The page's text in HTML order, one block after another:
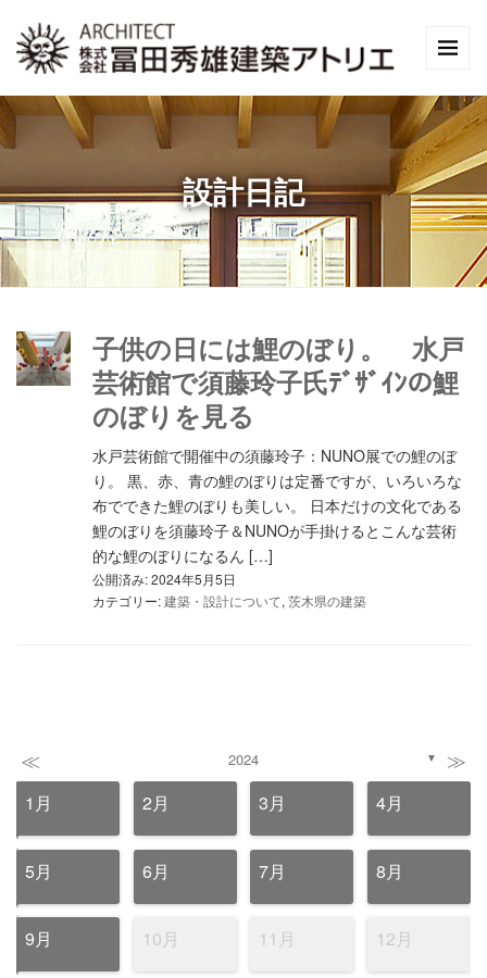
設計日記
子供の日には鯉のぼり。 水戸
芸術館で須藤玲子氏ﾃﾞｻﾞｲﾝの鯉
のぼりを見る
水戸芸術館で開催中の須藤玲子：NUNO展での鯉のぼ
り。 黒、赤、青の鯉のぼりは定番ですが、いろいろな
布でできた鯉のぼりも美しい。 日本だけの文化である
鯉のぼりを須藤玲子＆NUNOが手掛けるとこんな芸術
的な鯉のぼりになるん […]
公開済み: 2024年5月5日
カテゴリー:建築・設計について, 茨木県の建築
≪ 2024 ▼ ≫
1月 2月 3月 4月
5月 6月 7月 8月
9月 10月 11月 12月